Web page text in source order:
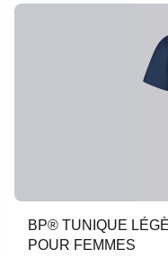
BP® TUNIQUE
POUR FEMMES